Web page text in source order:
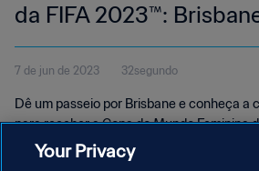
da FIFA 2023™:
7 de jun de 2023 32segundo
Dê um passeio por Brisbane e conheça a
para receber a Copa do Mundo Feminina
Your Privacy